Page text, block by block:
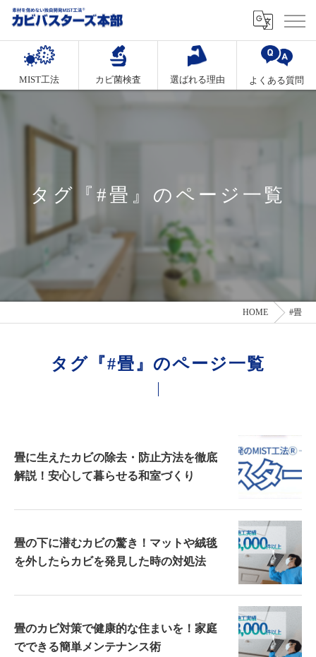
MIST工法 カビ菌検査 選ばれる理由 よくある質問
タグ『#畳』のページ一覧
HOME #畳
タグ『#畳』のページ一覧
畳に生えたカビの除去・防止方法を徹底
解説！安心して暮らせる和室づくり
畳の下に潜むカビの驚き！マットや絨毯
を外したらカビを発見した時の対処法
畳のカビ対策で健康的な住まいを！家庭
でできる簡単メンテナンス術